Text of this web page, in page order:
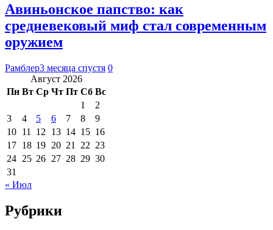
Авиньонское папство: как
средневековый миф стал современным
оружием
Рамблер3 месяца спустя 0
Август 2026
Пн Вт Ср Чт Пт Сб Вс
1
2
3
4 5 6 7 8
9
10 11 12 13 14 15 16
17 18 19 20 21 22 23
24 25 26 27 28 29 30
31
« Июл
Рубрики